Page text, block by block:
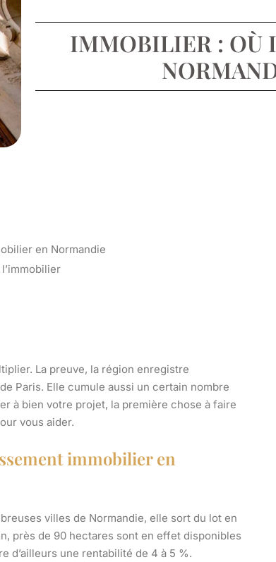
IMMOBILIER : OÙ
en Normandie
La preuve, la région enregistre
Paris. Elle cumule aussi un certain nombre
à bien votre projet, la première chose à faire
vous aider.
immobilier en
villes de Normandie, elle sort du lot en
près de 90 hectares sont en effet disponibles
d’ailleurs une rentabilité de 4 à 5 %.